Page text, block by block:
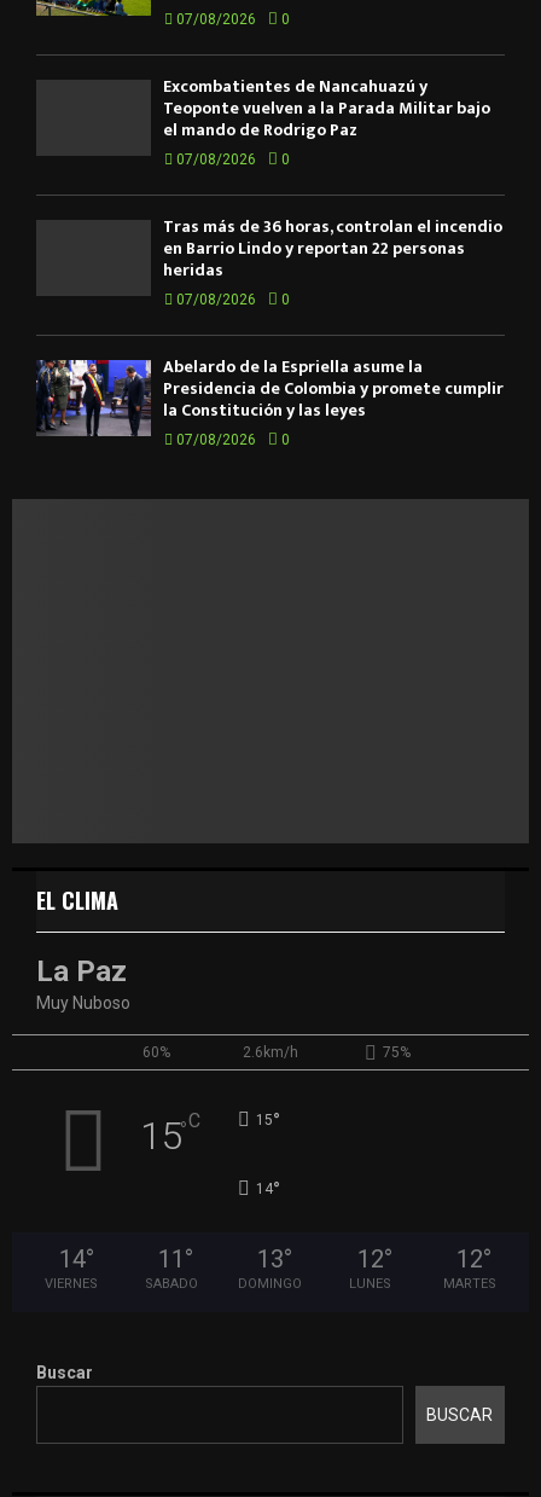
07/08/2026 0
Excombatientes de Ñancahuazú y
Teoponte vuelven a la Parada Militar bajo
el mando de Rodrigo Paz
07/08/2026 0
Tras más de 36 horas, controlan el incendio
en Barrio Lindo y reportan 22 personas
heridas
07/08/2026 0
Abelardo de la Espriella asume la
Presidencia de Colombia y promete cumplir
la Constitución y las leyes
07/08/2026 0
EL CLIMA
La Paz
Muy Nuboso
60% 2.6km/h 75%
15°C 15°
14°
14°
VIERNES
11 °
SABADO
13°
DOMINGO
12°
LUNES
12°
MARTES
Buscar
BUSCAR